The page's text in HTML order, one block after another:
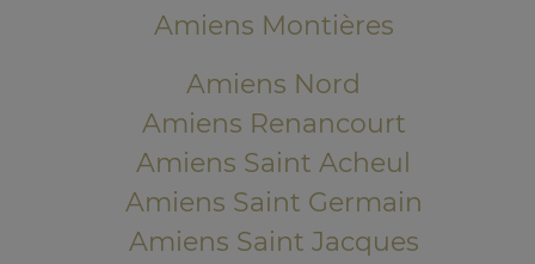
Amiens Montières
Amiens Nord
Amiens Renancourt
Amiens Saint Acheul
Amiens Saint Germain
Amiens Saint Jacques